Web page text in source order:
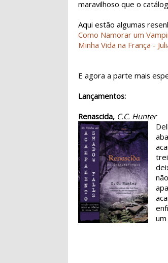
maravilhoso que o
Aqui estão algumas
Como Namorar um
Minha Vida na França -
E agora a parte mais
Lançamentos:
Renascida, C.C. Hunter